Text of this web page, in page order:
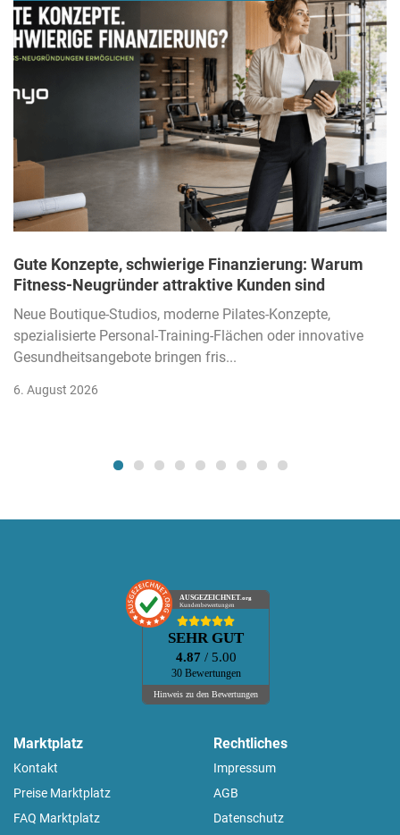
Gute Konzepte, schwierige Finanzierung: Warum
Fitness-Neugründer attraktive Kunden sind
Neue Boutique-Studios, moderne Pilates-Konzepte,
spezialisierte Personal-Training-Flächen oder innovative
Gesundheitsangebote bringen fris...
6. August 2026
AUSGEZEICHNET.org
Kundenbewertungen
SEHR GUT
4.87 / 5.00
30 Bewertungen
Hinweis zu den Bewertungen
Marktplatz
Kontakt
Preise Marktplatz
FAQ Marktplatz
Rechtliches
Impressum
AGB
Datenschutz